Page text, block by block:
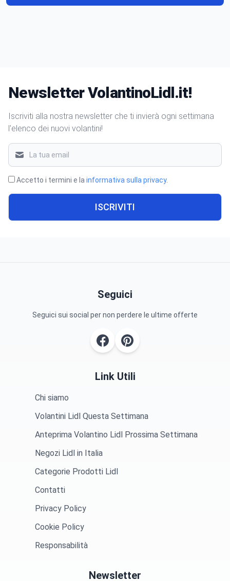
Newsletter VolantinoLidl.it!
Iscriviti alla nostra newsletter che ti invierà ogni settimana
l'elenco dei nuovi volantini!
Accetto i termini e lainformativa sulla privacy.
ISCRIVITI
Seguici
Seguici sui social per non perdere le ultime offerte
Link Utili
Chi siamo
Volantini Lidl Questa Settimana
Anteprima Volantino Lidl Prossima Settimana
Negozi Lidl in Italia
Categorie Prodotti Lidl
Contatti
Privacy Policy
Cookie Policy
Responsabilità
Newsletter